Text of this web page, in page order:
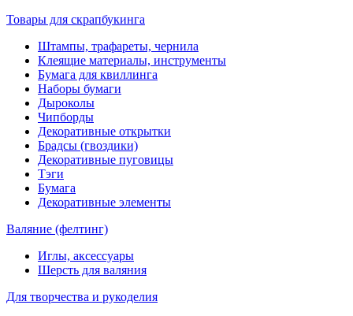
Товары для скрапбукинга
Штампы, трафареты, чернила
Клеящие материалы, инструменты
Бумага для квиллинга
Наборы бумаги
Дыроколы
Чипборды
Декоративные открытки
Брадсы (гвоздики)
Декоративные пуговицы
Тэги
Бумага
Декоративные элементы
Валяние (фелтинг)
Иглы, аксессуары
Шерсть для валяния
Для творчества и рукоделия